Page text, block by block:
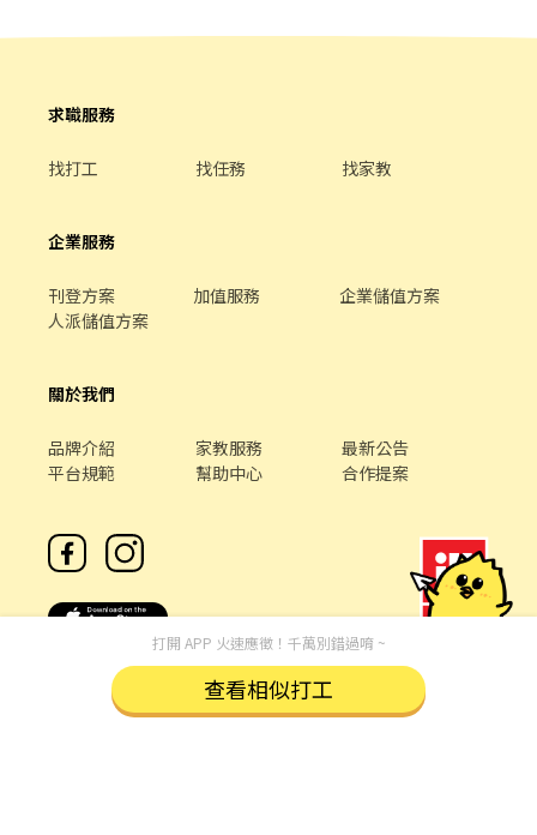
求職服務
找打工 找任務 找家教
企業服務
刊登方案 加值服務
企業儲值方案
人派儲值方案
關於我們
品牌介紹 家教服務
最新公告
平台規範
幫助中心 合作提案
客服專線 /02-85127517
打開 APP 火速應徵！千萬別錯過唷 ~
查看相似打工